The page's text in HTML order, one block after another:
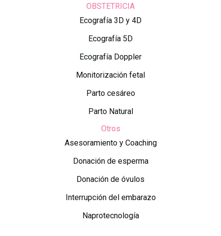
OBSTETRICIA
Ecografía 3D y 4D
Ecografía 5D
Ecografía Doppler
Monitorización fetal
Parto cesáreo
Parto Natural
Otros
Asesoramiento y Coaching
Donación de esperma
Donación de óvulos
Interrupción del embarazo
Naprotecnología